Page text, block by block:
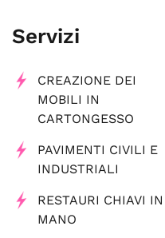
Servizi
CREAZIONE DEI
MOBILI IN
CARTONGESSO
PAVIMENTI CIVILI E
INDUSTRIALI
RESTAURI CHIAVI IN
MANO